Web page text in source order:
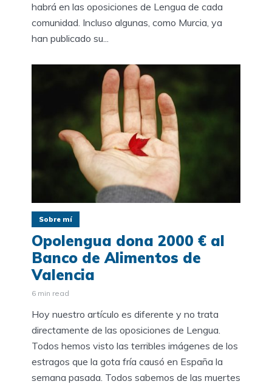
habrá en las oposiciones de Lengua de cada
comunidad. Incluso algunas, como Murcia, ya
han publicado su...
Sobre mí
Opolengua dona 2000 € al
Banco de Alimentos de
Valencia
6 min read
Hoy nuestro artículo es diferente y no trata
directamente de las oposiciones de Lengua.
Todos hemos visto las terribles imágenes de los
estragos que la gota fría causó en España la
semana pasada. Todos sabemos de las muertes